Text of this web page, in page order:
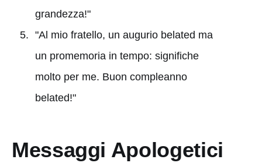
grandezza!"
"Al mio fratello, un augurio belated ma
un promemoria in tempo: significhe
molto per me. Buon compleanno
belated!"
Messaggi Apologetici